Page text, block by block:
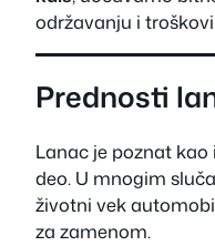
održavanju i
Prednosti
Lanac je poznat
deo. U mnogim
životni vek
za zamenom.